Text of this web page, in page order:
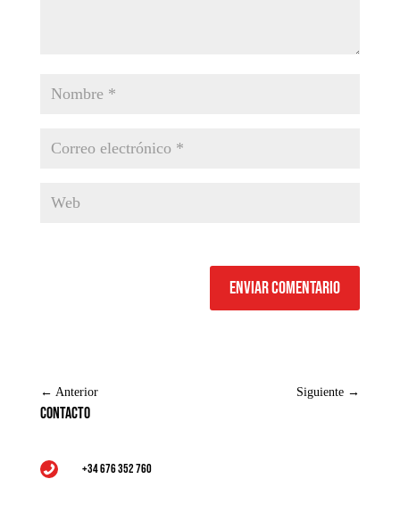
Enviar comentario
← Anterior Siguiente →
Contacto
 +34 676 352 760